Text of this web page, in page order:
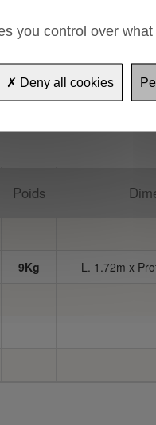
Poids
9Kg L. 1.72m x
you control over
Deny all cookies